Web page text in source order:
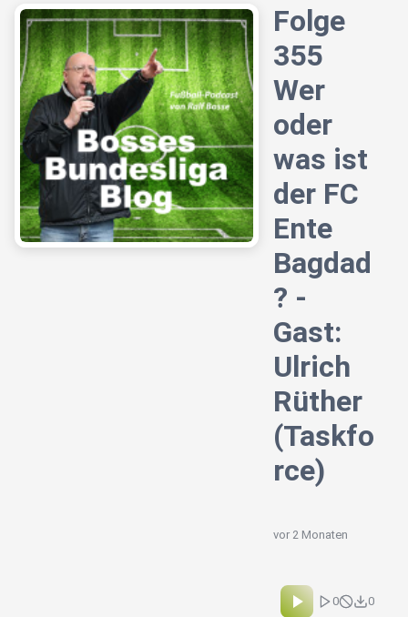
Folge
355
Wer
oder
was ist
der FC
Ente
Bagdad
? -
Gast:
Ulrich
Rüther
(Taskfo
rce)
vor 2 Monaten
0
0